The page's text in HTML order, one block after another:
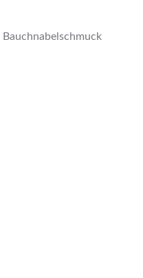
Bauchnabelschmuck